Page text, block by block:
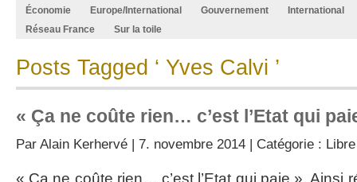
Économie
Europe/International Gouvernement
International
Réseau France
Sur la toile
Posts Tagged ‘ Yves Calvi ’
« Ça ne coûte rien… c’est l’Etat qui
Par Alain Kerhervé | 7. novembre 2014 | Catégorie :
« Ça ne coûte rien… c’est l’Etat qui paie ». Ainsi